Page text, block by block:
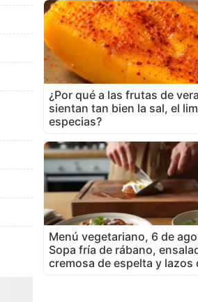
¿Por qué a las frutas de
sientan tan bien la sal, el
especias?
Menú vegetariano, 6 de
Sopa fría de rábano,
cremosa de espelta y lazos